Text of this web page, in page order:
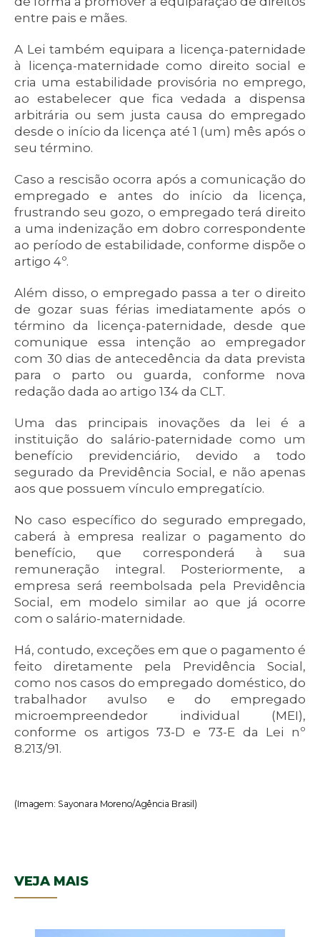
entre pais e mães.
A Lei também equipara a licença-paternidade
à licença-maternidade como direito social e
cria uma estabilidade provisória no emprego,
ao estabelecer que fica vedada a dispensa
arbitrária ou sem justa causa do empregado
desde o início da licença até 1 (um) mês após o
seu término.
Caso a rescisão ocorra após a comunicação do
empregado e antes do início da licença,
frustrando seu gozo, o empregado terá direito
a uma indenização em dobro correspondente
ao período de estabilidade, conforme dispõe o
artigo 4º.
Além disso, o empregado passa a ter o direito
de gozar suas férias imediatamente após o
término da licença-paternidade, desde que
comunique essa intenção ao empregador
com 30 dias de antecedência da data prevista
para o parto ou guarda, conforme nova
redação dada ao artigo 134 da CLT.
Uma das principais inovações da lei é a
instituição do salário-paternidade como um
benefício previdenciário, devido a todo
segurado da Previdência Social, e não apenas
aos que possuem vínculo empregatício.
No caso específico do segurado empregado,
caberá à empresa realizar o pagamento do
benefício, que corresponderá à sua
remuneração integral. Posteriormente, a
empresa será reembolsada pela Previdência
Social, em modelo similar ao que já ocorre
com o salário-maternidade.
Há, contudo, exceções em que o pagamento é
feito diretamente pela Previdência Social,
como nos casos do empregado doméstico, do
trabalhador avulso e do empregado
microempreendedor individual (MEI),
conforme os artigos 73-D e 73-E da Lei nº
8.213/91.
(Imagem: Sayonara Moreno/Agência Brasil)
VEJA MAIS